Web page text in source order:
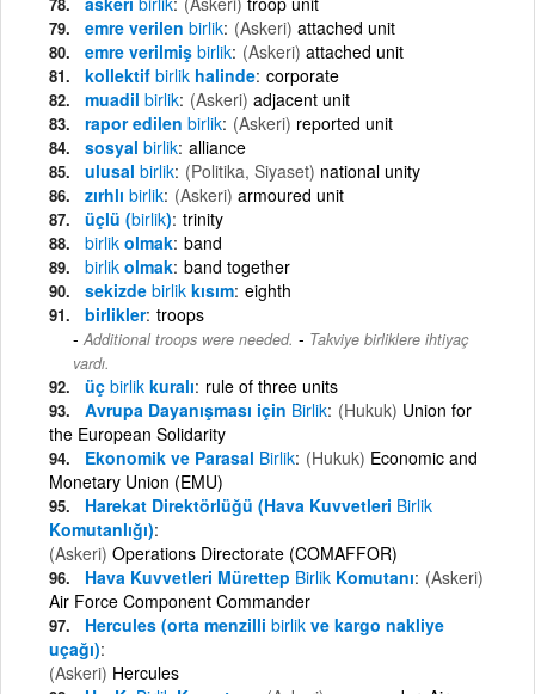
emre verilen birlik (Askeri) attached unit
emre verilmiş birlik (Askeri) attached unit
kollektif birlik halinde corporate
muadil birlik (Askeri) adjacent unit
rapor edilen birlik (Askeri) reported unit
sosyal birlik alliance
ulusal birlik (Politika, Siyaset) national unity
zırhlı birlik (Askeri) armoured unit
üçlü (birlik) trinity
birlik olmak band
birlik olmak band together
sekizde birlik kısım eighth
birlikler troops
Additional troops were needed. - Takviye birliklere ihtiyaç
vardı.
üç birlik kuralı rule of three units
Avrupa Dayanışması için Birlik (Hukuk) Union for
the European Solidarity
Ekonomik ve Parasal Birlik (Hukuk) Economic and
Monetary Union (EMU)
Harekat Direktörlüğü (Hava Kuvvetleri Birlik
Komutanlığı)
(Askeri) Operations Directorate (COMAFFOR)
Hava Kuvvetleri Mürettep Birlik Komutanı (Askeri)
Air Force Component Commander
Hercules (orta menzilli birlik ve kargo nakliye
uçağı)
(Askeri) Hercules